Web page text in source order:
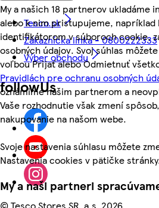
My a našich 18 partnerov ukladáme
alebo k nim pristupujeme, napríklad
identifikátorom v súboroch cookie,
osobných údajov. Svoj súhlas
voľbou Prijať alebo Odmietnuť
Pravidlách pre ochranu osobných
oznámime našim partnerom a
Vaše rozhodnutie však zmení
nakupovanie na našom webe.
Svoje nastavenia súhlasu môžete
Nastavenia cookies v pätičke
My a naši partneri
Tesco.sk
Zákaznícka linka - 0800222333
Výber obchodu
followUs
©Tesco Stores SR, a.s. 2026